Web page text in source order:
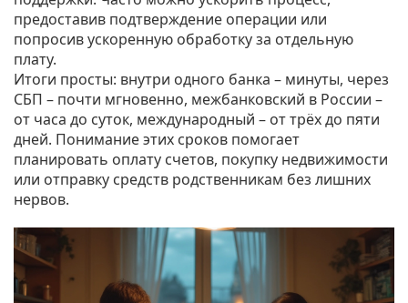
предоставив подтверждение операции или
попросив ускоренную обработку за отдельную
плату.
Итоги просты: внутри одного банка – минуты, через
СБП – почти мгновенно, межбанковский в России –
от часа до суток, международный – от трёх до пяти
дней. Понимание этих сроков помогает
планировать оплату счетов, покупку недвижимости
или отправку средств родственникам без лишних
нервов.